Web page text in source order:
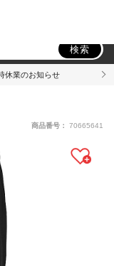
検索
休業のお知らせ
商品番号： 70665641